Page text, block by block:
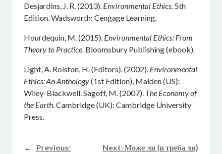
Desjardins, J. R. (2013). Environmental Ethics. 5th
Edition. Wadsworth: Cengage Learning.
Hourdequin, M. (2015). Environmental Ethics: From
Theory to Practice. Bloomsbury Publishing (ebook).
Light, A. Rolston, H. (Editors). (2002). Environmental
Ethics: An Anthology(1st Edition), Malden (US):
Wiley-Blackwell. Sagoff, M. (2007). The Economy of
the Earth. Cambridge (UK): Cambridge University
Press.
←
Previous:
Next:Може ли (и треба ли)